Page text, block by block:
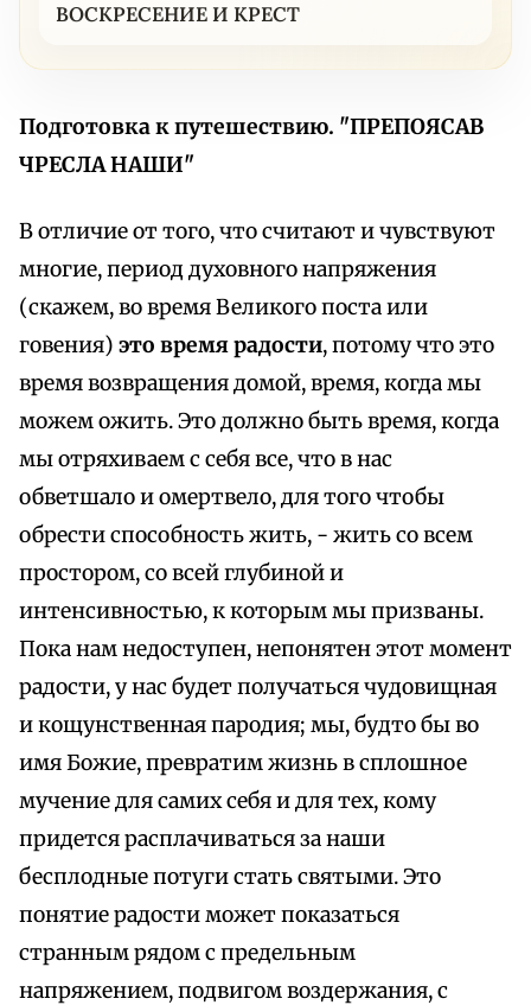
ВОСКРЕСЕНИЕ И КРЕСТ
Подготовка к путешествию. "ПРЕПОЯСАВ
ЧРЕСЛА НАШИ"
В отличие от того, что считают и чувствуют
многие, период духовного напряжения
(скажем, во время Великого поста или
говения) это время радости, потому что это
время возвращения домой, время, когда мы
можем ожить. Это должно быть время, когда
мы отряхиваем с себя все, что в нас
обветшало и омертвело, для того чтобы
обрести способность жить, - жить со всем
простором, со всей глубиной и
интенсивностью, к которым мы призваны.
Пока нам недоступен, непонятен этот момент
радости, у нас будет получаться чудовищная
и кощунственная пародия; мы, будто бы во
имя Божие, превратим жизнь в сплошное
мучение для самих себя и для тех, кому
придется расплачиваться за наши
бесплодные потуги стать святыми. Это
понятие радости может показаться
странным рядом с предельным
напряжением, подвигом воздержания, с